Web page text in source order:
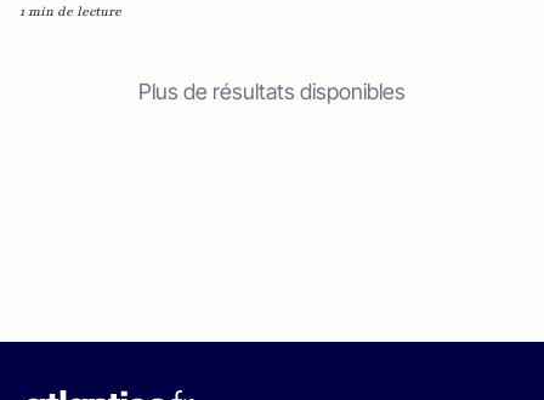
1 min de lecture
Plus de résultats disponibles